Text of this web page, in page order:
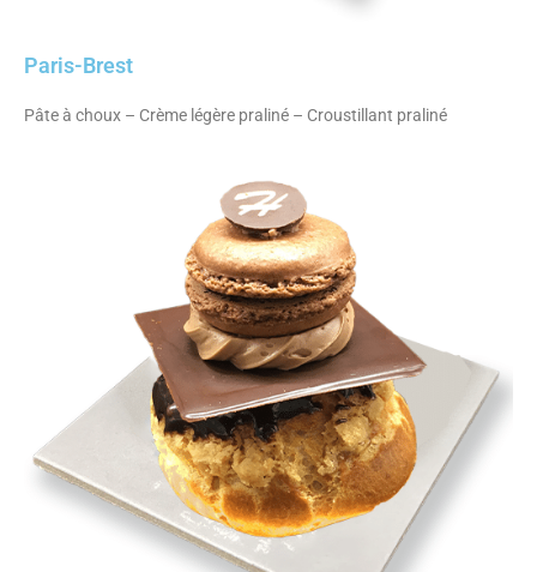
Paris-Brest
Pâte à choux – Crème légère praliné – Croustillant praliné